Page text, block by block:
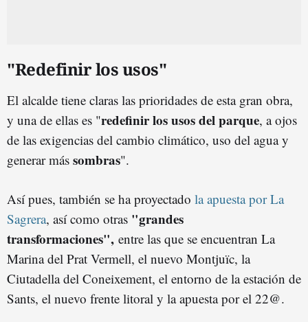
"Redefinir los usos"
El alcalde tiene claras las prioridades de esta gran obra,
y una de ellas es "redefinir los usos del parque, a ojos
de las exigencias del cambio climático, uso del agua y
generar más sombras".
Así pues, también se ha proyectado la apuesta por La
Sagrera, así como otras "grandes
transformaciones", entre las que se encuentran La
Marina del Prat Vermell, el nuevo Montjuïc, la
Ciutadella del Coneixement, el entorno de la estación de
Sants, el nuevo frente litoral y la apuesta por el 22@.